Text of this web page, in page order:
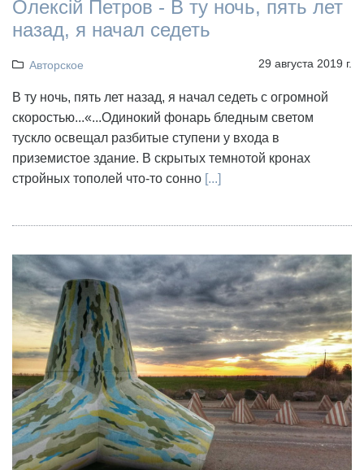
Олексій Петров - В ту ночь, пять лет
назад, я начал седеть
Авторское 29 августа 2019 г.
В ту ночь, пять лет назад, я начал седеть с огромной
скоростью...«...Одинокий фонарь бледным светом
тускло освещал разбитые ступени у входа в
приземистое здание. В скрытых темнотой кронах
стройных тополей что-то сонно [...]